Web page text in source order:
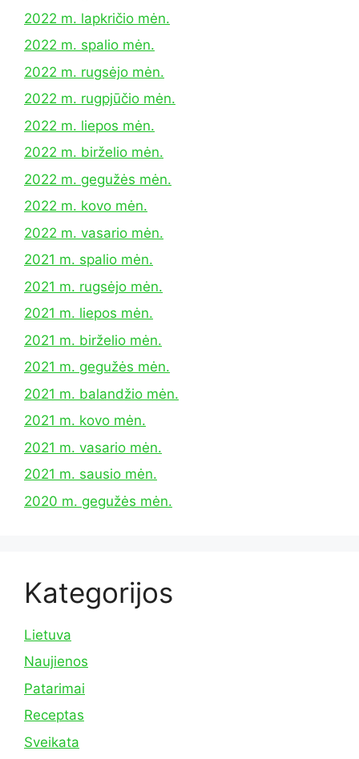
2022 m. lapkričio mėn.
2022 m. spalio mėn.
2022 m. rugsėjo mėn.
2022 m. rugpjūčio mėn.
2022 m. liepos mėn.
2022 m. birželio mėn.
2022 m. gegužės mėn.
2022 m. kovo mėn.
2022 m. vasario mėn.
2021 m. spalio mėn.
2021 m. rugsėjo mėn.
2021 m. liepos mėn.
2021 m. birželio mėn.
2021 m. gegužės mėn.
2021 m. balandžio mėn.
2021 m. kovo mėn.
2021 m. vasario mėn.
2021 m. sausio mėn.
2020 m. gegužės mėn.
Kategorijos
Lietuva
Naujienos
Patarimai
Receptas
Sveikata